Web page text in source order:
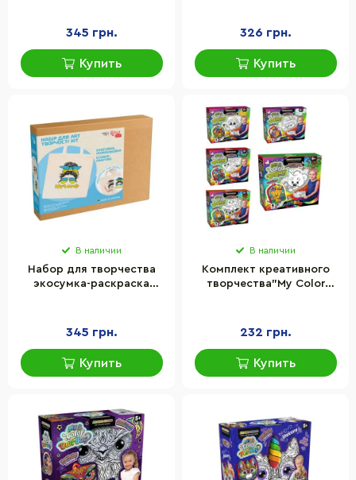
345 грн.
Купить
326 грн.
Купить
В наличии
Набор для творчества
экосумка-раскраска
345 грн.
Купить
В наличии
Комплект креативного
творчества"My Color
232 грн.
Купить